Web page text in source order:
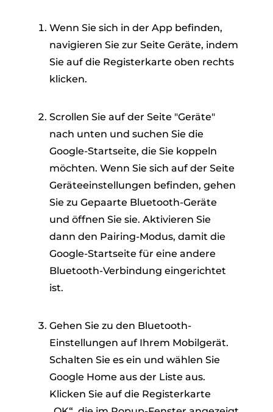
Wenn Sie sich in der App befinden,
navigieren Sie zur Seite Geräte, indem
Sie auf die Registerkarte oben rechts
klicken.
Scrollen Sie auf der Seite "Geräte"
nach unten und suchen Sie die
Google-Startseite, die Sie koppeln
möchten. Wenn Sie sich auf der Seite
Geräteeinstellungen befinden, gehen
Sie zu Gepaarte Bluetooth-Geräte
und öffnen Sie sie. Aktivieren Sie
dann den Pairing-Modus, damit die
Google-Startseite für eine andere
Bluetooth-Verbindung eingerichtet
ist.
Gehen Sie zu den Bluetooth-
Einstellungen auf Ihrem Mobilgerät.
Schalten Sie es ein und wählen Sie
Google Home aus der Liste aus.
Klicken Sie auf die Registerkarte